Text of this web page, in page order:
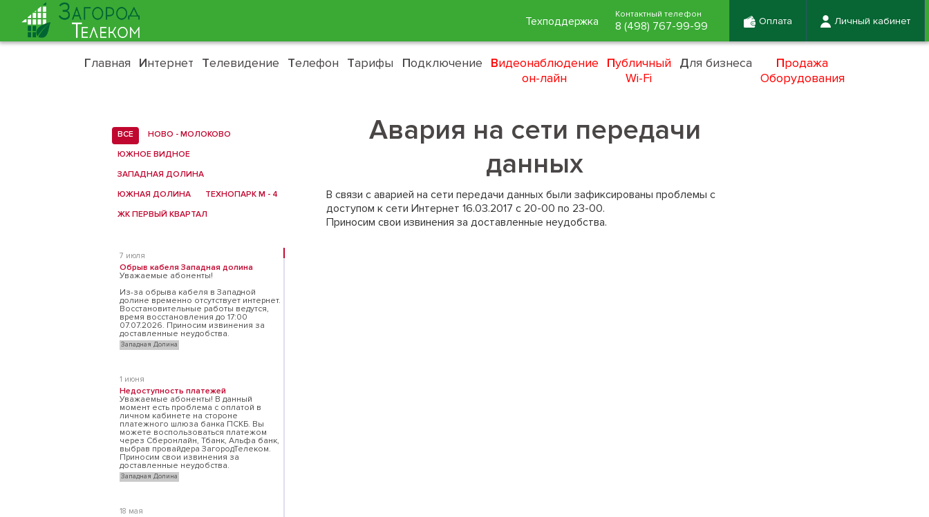
Оплата Личный кабинет
Техподдержка Контактный телефон
8 (498) 767-99-99
Главная Интернет Телевидение Телефон Тарифы Подключение Видеонаблюдение
он-лайн
Публичный
Wi-Fi
Для бизнеса Продажа
Оборудования
ВСЕ
НОВО - МОЛОКОВО
ЮЖНОЕ ВИДНОЕ
ЗАПАДНАЯ ДОЛИНА
ЮЖНАЯ ДОЛИНА
ТЕХНОПАРК М - 4
ЖК ПЕРВЫЙ КВАРТАЛ
7 июля
Обрыв кабеля Западная долина
Уважаемые абоненты!
Из-за обрыва кабеля в Западной
долине временно отсутствует интернет.
Восстановительные работы ведутся,
время восстановления до 17:00
07.07.2026. Приносим извинения за
доставленные неудобства.
Западная Долина
1 июня
Недоступность платежей
Уважаемые абоненты! В данный
момент есть проблема с оплатой в
личном кабинете на стороне
платежного шлюза банка ПСКБ. Вы
можете воспользоваться платежом
через Сберонлайн, Тбанк, Альфа банк,
выбрав провайдера ЗагородТелеком.
Приносим свои извинения за
доставленные неудобства.
Западная Долина
18 мая
Авария на сети передачи
данных
В связи с аварией на сети передачи данных были зафиксированы проблемы с
доступом к сети Интернет 16.03.2017 с 20-00 по 23-00.
Приносим свои извинения за доставленные неудобства.